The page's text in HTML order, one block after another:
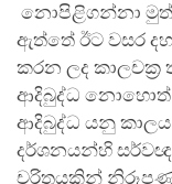
නොපිළිගන්නා මුත්
ඇත්තේ ඊට වසර
කරන ලද කාලචක්‍ර
ආදිබුද්ධ නොහොත්
ආදිබුද්ධ යනු
දර්ශනයන්හි සර්වඥ
චරිතයකින්